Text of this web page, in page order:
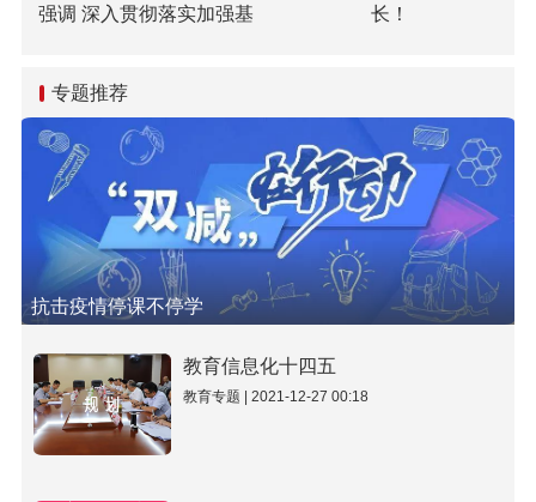
强调 深入贯彻落实加强基
新能力
长！
专题推荐
抗击疫情停课不停学
教育信息化十四五
教育专题 | 2021-12-27 00:18